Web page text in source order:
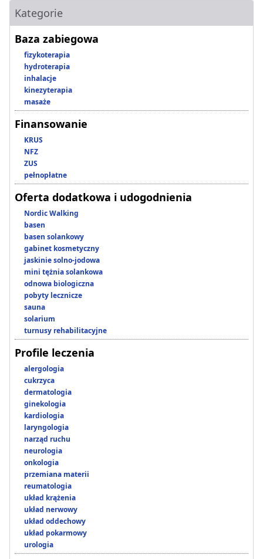
Kategorie
Baza zabiegowa
fizykoterapia
hydroterapia
inhalacje
kinezyterapia
masaże
Finansowanie
KRUS
NFZ
ZUS
pełnopłatne
Oferta dodatkowa i udogodnienia
Nordic Walking
basen
basen solankowy
gabinet kosmetyczny
jaskinie solno-jodowa
mini tężnia solankowa
odnowa biologiczna
pobyty lecznicze
sauna
solarium
turnusy rehabilitacyjne
Profile leczenia
alergologia
cukrzyca
dermatologia
ginekologia
kardiologia
laryngologia
narząd ruchu
neurologia
onkologia
przemiana materii
reumatologia
układ krążenia
układ nerwowy
układ oddechowy
układ pokarmowy
urologia